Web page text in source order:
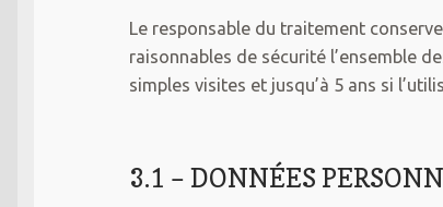
Le responsable du traitement
raisonnables de sécurité l’ensemble
simples visites et jusqu’à 5 ans si
3.1 – DONNÉES